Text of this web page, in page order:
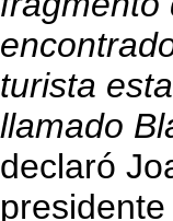
turista
llamado
declaró